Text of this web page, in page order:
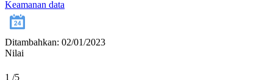
Keamanan data
Ditambahkan: 02/01/2023
Nilai
1 /5